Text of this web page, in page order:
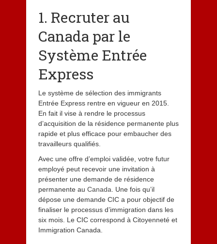
1. Recruter au
Canada par le
Système Entrée
Express
Le système de sélection des immigrants
Entrée Express rentre en vigueur en 2015.
En fait il vise à rendre le processus
d’acquisition de la résidence permanente plus
rapide et plus efficace pour embaucher des
travailleurs qualifiés.
Avec une offre d’emploi validée, votre futur
employé peut recevoir une invitation à
présenter une demande de résidence
permanente au Canada . Une fois qu’il
dépose une demande CIC a pour objectif de
finaliser le processus d’immigration dans les
six mois. Le CIC correspond à Citoyenneté et
Immigration Canada.